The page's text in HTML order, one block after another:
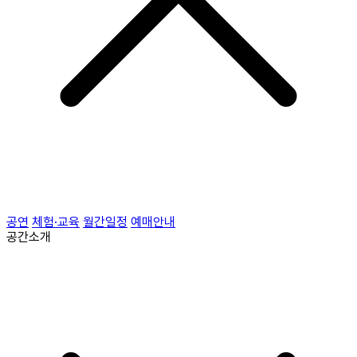
공연 체험·교육 월간일정 예매안내
공간소개